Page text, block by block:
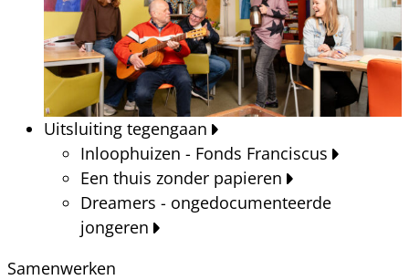
Uitsluiting tegengaan
Inloophuizen - Fonds Franciscus
Een thuis zonder papieren
Dreamers - ongedocumenteerde
jongeren
Samenwerken